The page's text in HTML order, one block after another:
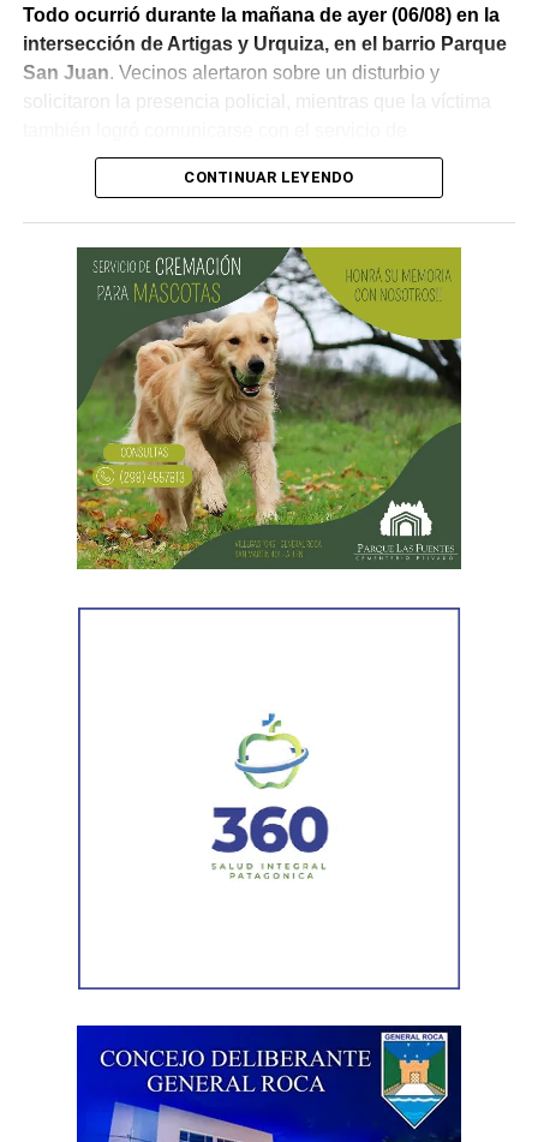
Todo ocurrió durante la mañana de ayer (06/08) en la
intersección de Artigas y Urquiza, en el barrio Parque
San Juan. Vecinos alertaron sobre un disturbio y
solicitaron la presencia policial, mientras que la víctima
emergencias para informar lo que estaba ocurriendo.
hombres le habían sustraído una bolsa con dinero en
efectivo y dos teléfonos celulares. En el lugar se
recuperó parte de los bienes robados y se detuvo al
primer involucrado.
En forma paralela, otra comisión policial se dirigió a
una vivienda ubicada en el barrio Villa Obrera,
señalada por la víctima. Allí se identificó al segundo
sospechosoy se llevaron adelante distintas diligencias
en el marco de la investigación.
Durante el procedimiento, el personal encontró el teléfono
correspondiente para acreditar su propiedad. Además,
denunciado como robado
Posteriormente, el inmueble fue preservado para la
intervención del Gabinete de Criminalística, que realizó
CONTINUAR LEYENDO